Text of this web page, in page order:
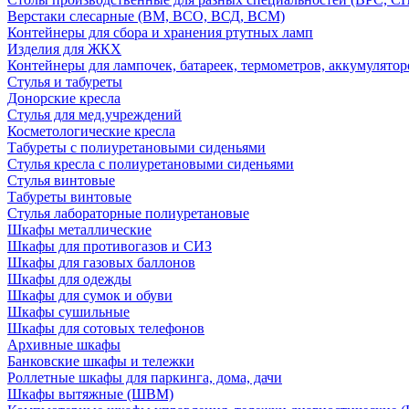
Верстаки слесарные (ВМ, ВСО, ВСД, ВСМ)
Контейнеры для сбора и хранения ртутных ламп
Изделия для ЖКХ
Контейнеры для лампочек, батареек, термометров,
Стулья и табуреты
Донорские кресла
Стулья для мед.учреждений
Косметологические кресла
Табуреты с полиуретановыми сиденьями
Стулья кресла с полиуретановыми сиденьями
Стулья винтовые
Табуреты винтовые
Стулья лабораторные полиуретановые
Шкафы металлические
Шкафы для противогазов и СИЗ
Шкафы для газовых баллонов
Шкафы для одежды
Шкафы для сумок и обуви
Шкафы сушильные
Шкафы для сотовых телефонов
Архивные шкафы
Банковские шкафы и тележки
Роллетные шкафы для паркинга, дома, дачи
Шкафы вытяжные (ШВМ)